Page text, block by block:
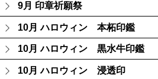
9月 印章祈願祭
10月 ハロウィン 本柘印鑑
10月 ハロウィン 黒水牛印鑑
10月 ハロウィン 浸透印